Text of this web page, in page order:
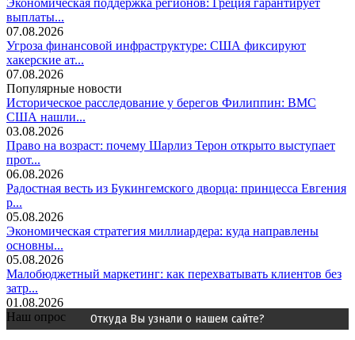
выплаты...
07.08.2026
Угроза финансовой инфраструктуре: США фиксируют
хакерские ат...
07.08.2026
Популярные новости
Историческое расследование у берегов Филиппин: ВМС
США нашли...
03.08.2026
Право на возраст: почему Шарлиз Терон открыто выступает
прот...
06.08.2026
Радостная весть из Букингемского дворца: принцесса Евгения
р...
05.08.2026
Экономическая стратегия миллиардера: куда направлены
основны...
05.08.2026
Малобюджетный маркетинг: как перехватывать клиентов без
затр...
01.08.2026
Наш опрос
Откуда Вы узнали о нашем сайте?